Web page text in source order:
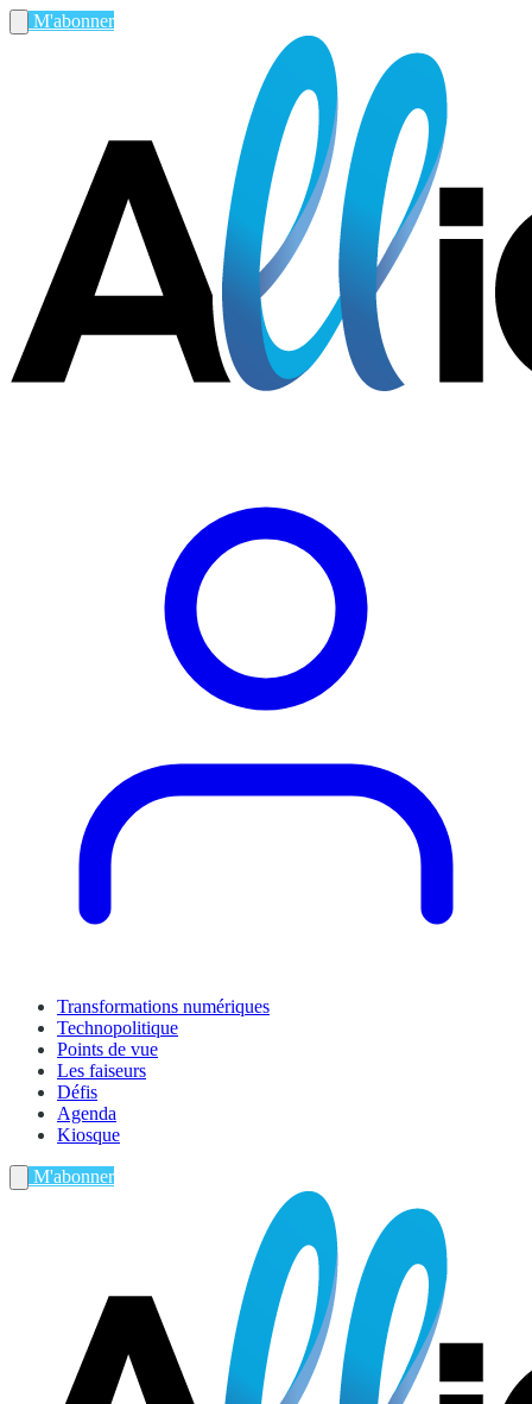
M'abonner
Transformations numériques
Technopolitique
Points de vue
Les faiseurs
Défis
Agenda
Kiosque
M'abonner